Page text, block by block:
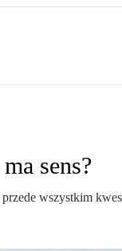
sens?
wszystkim